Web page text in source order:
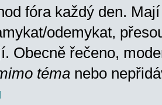
fóra každý den.
odemykat,
Obecně řečeno,
téma nebo